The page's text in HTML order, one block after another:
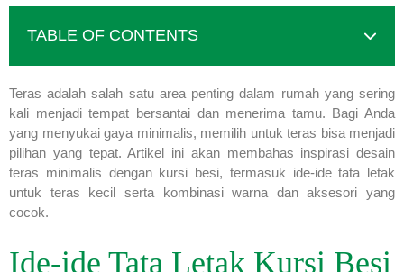
TABLE OF CONTENTS
Teras adalah salah satu area penting dalam rumah yang sering
kali menjadi tempat bersantai dan menerima tamu. Bagi Anda
yang menyukai gaya minimalis, memilih untuk teras bisa menjadi
pilihan yang tepat. Artikel ini akan membahas inspirasi desain
teras minimalis dengan kursi besi, termasuk ide-ide tata letak
untuk teras kecil serta kombinasi warna dan aksesori yang
cocok.
Ide-ide Tata Letak Kursi Besi